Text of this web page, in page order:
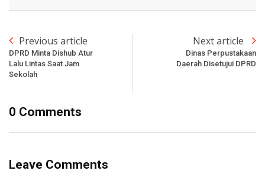
Previous article
DPRD Minta Dishub Atur
Lalu Lintas Saat Jam
Sekolah
Next article
Dinas Perpustakaan
Daerah Disetujui DPRD
0 Comments
Leave Comments